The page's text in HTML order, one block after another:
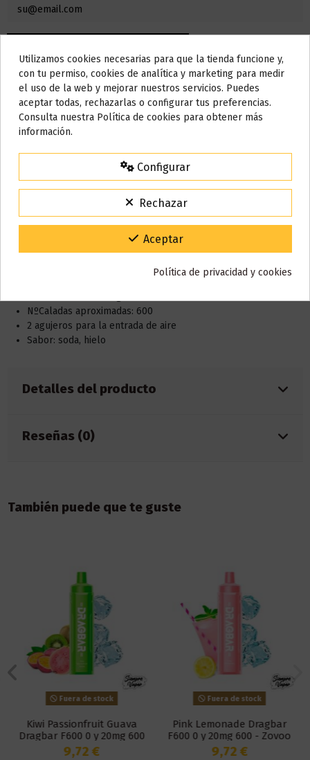
Dimensiones: 94.6 x 23.6 x 22.4mm
NºCaladas aproximadas: 600
2 agujeros para la entrada de aire
Sabor: soda, hielo
Detalles del producto
Reseñas (0)
También puede que te guste
Fuera de stock
Kiwi Passionfruit Guava
Dragbar F600 0 y 20mg 600
- Zovoo
9,72 €
Fuera de stock
Pink Lemonade Dragbar
F600 0 y 20mg 600 - Zovoo
9,72 €
Do not show again.
AVISO IMPORTANTE
Nos tomamos unos días
Todos los pedidos realizados desde el
15% de descuento
Para agradecerte la espera durante estos días.
Código:VACACIONES15
Gracias por tu paciencia y por seguir confiando en nosotros.
Utilizamos cookies necesarias para que la tienda funcione y,
con tu permiso, cookies de analítica y marketing para medir
el uso de la web y mejorar nuestros servicios. Puedes
aceptar todas, rechazarlas o configurar tus preferencias.
Consulta nuestra Política de cookies para obtener más
información.
Configurar
Rechazar
Aceptar
Política de privacidad y cookies